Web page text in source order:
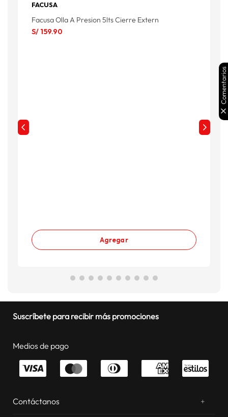
FACUSA
Facusa Olla A Presion 5lts Cierre Extern
S/ 159.90
Agregar
Suscríbete para recibir más promociones
Medios de pago
Contáctanos +
Comentarios